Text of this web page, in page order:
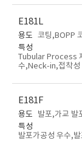
E181L
용도 코팅,BOPP
특성
Tubular Process
수,Neck-in,접착성
E181F
용도
발포,가교 발
특성
발포가공성 우수,